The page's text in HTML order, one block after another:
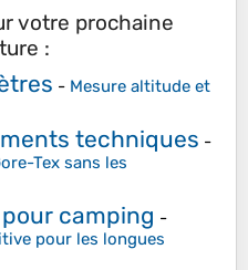
votre prochaine
:
- Mesure altitude et
techniques -
Tex sans les
camping -
pour les longues